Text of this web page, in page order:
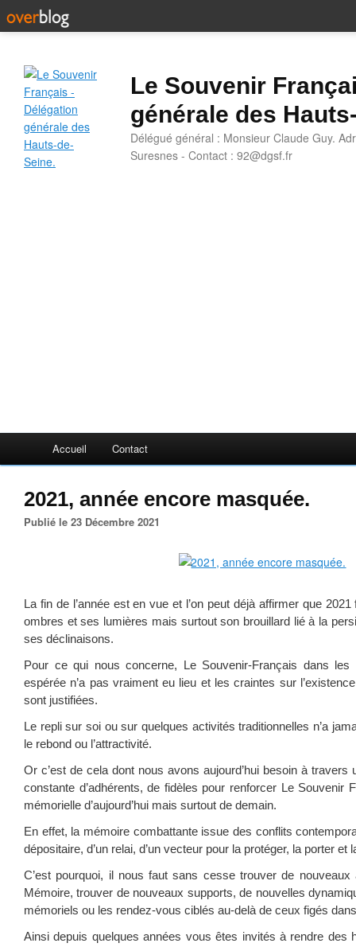
Le Souvenir
générale des
Délégué général : Monsieur Claude Guy.
Suresnes - Contact : 92@dgsf.fr
Accueil Contact
2021, année encore masquée.
Publié le 23 Décembre 2021
La fin de l’année est en vue et l’on peut déjà affirmer que
ombres et ses lumières mais surtout son brouillard lié à la
ses déclinaisons.
Pour ce qui nous concerne, Le Souvenir-Français dans
espérée n’a pas vraiment eu lieu et les craintes sur
sont justifiées.
Le repli sur soi ou sur quelques activités traditionnelles n’a
le rebond ou l’attractivité.
Or c’est de cela dont nous avons aujourd’hui besoin à
constante d’adhérents, de fidèles pour renforcer Le Souvenir
mémorielle d’aujourd’hui mais surtout de demain.
En effet, la mémoire combattante issue des conflits
dépositaire, d’un relai, d’un vecteur pour la protéger, la porter et
C’est pourquoi, il nous faut sans cesse trouver de nouveaux
Mémoire, trouver de nouveaux supports, de nouvelles
mémoriels ou les rendez-vous ciblés au-delà de ceux figés
Ainsi depuis quelques années vous êtes invités à rendre des